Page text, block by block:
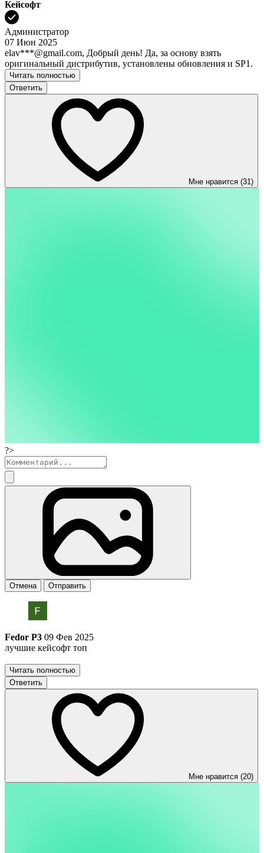
Кейсофт
Администратор
07 Июн 2025
elav***@gmail.com, Добрый день! Да, за основу взять
оригинальный дистрибутив, установлены обновления и SP1.
Читать полностью
Ответить
Мне нравится (31)
?>
Отмена Отправить
Fedor P3 09 Фев 2025
лучшие кейсофт топ
Читать полностью
Ответить
Мне нравится (20)